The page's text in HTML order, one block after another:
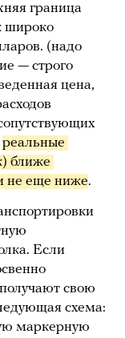
граница
широко
(надо
— строго
цена,
реальные
ближе
не еще ниже.
Если
свою
схема:
маркерную